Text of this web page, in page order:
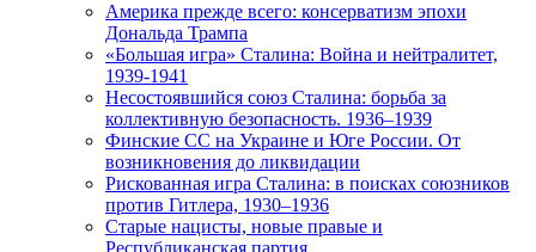
Америка прежде всего: консерватизм эпохи
Дональда Трампа
«Большая игра» Сталина: Война и нейтралитет,
1939-1941
Несостоявшийся союз Сталина: борьба за
коллективную безопасность. 1936–1939
Финские СС на Украине и Юге России. От
возникновения до ликвидации
Рискованная игра Сталина: в поисках союзников
против Гитлера, 1930–1936
Старые нацисты, новые правые и
Республиканская партия